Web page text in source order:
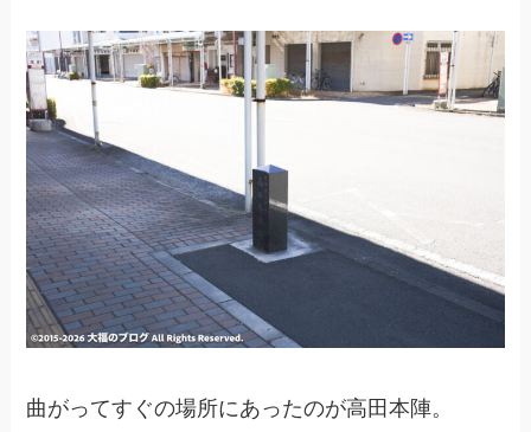
曲がってすぐの場所にあったのが高田本陣。